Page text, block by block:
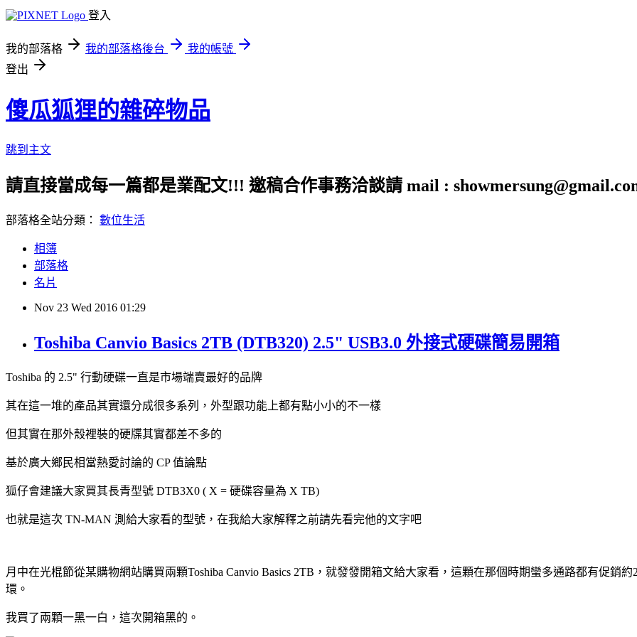
登入
我的部落格 我的部落格後台
我的帳號
登出
傻瓜狐狸的雜碎物品
跳到主文
請直接當成每一篇都是業配文!!! 邀稿合作事務洽談請 mail :
部落格全站分類： 數位生活
相簿
部落格
名片
Nov 23 Wed 2016 01:29
Toshiba Canvio Basics 2TB (DTB320) 2.5" USB3.0 外接式硬碟簡易開箱
Toshiba 的 2.5" 行動硬碟一直是市場端賣最好的品牌
其在這一堆的產品其實還分成很多系列，外型跟功能上都有點小小的不一樣
但其實在那外殼裡裝的硬牒其實都差不多的
基於廣大鄉民相當熱愛討論的 CP 值論點
狐仔會建議大家買其長青型號 DTB3X0 ( X = 硬碟容量為 X TB)
也就是這次 TN-MAN 測給大家看的型號，在我給大家解釋之前請先看完他的文字吧
月中在光棍節從某購物網站購買兩顆Toshiba Canvio Basics 2TB，就發發開箱文給大家看，這顆在那個時期蠻多通路都有促銷
環。
我買了兩顆一黑一白，這次開箱黑的。